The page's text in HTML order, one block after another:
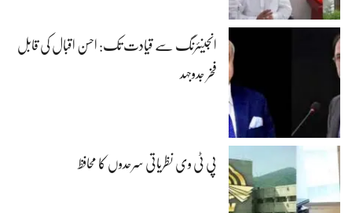
انجینئرنگ سے قیادت تک: احسن اقبال کی قابل
فخر جدوجہد
پی ٹی وی نظریاتی سرحدوں کا محافظ